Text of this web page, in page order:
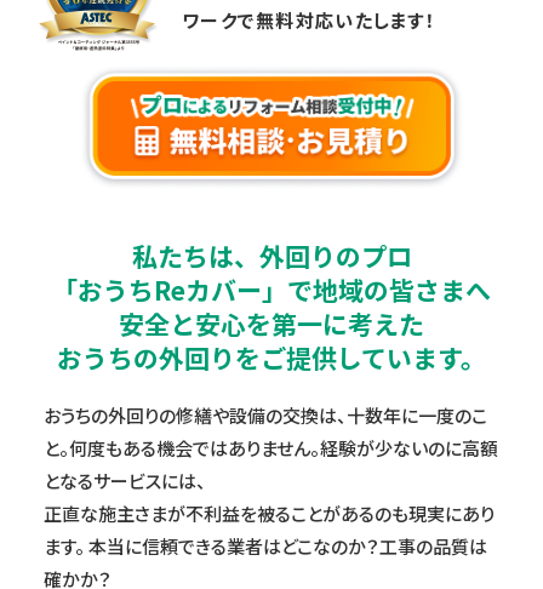
ワークで無料対応いたします！
私たちは、外回りのプロ
「おうちReカバー」で地域の皆さまへ
安全と安心を第一に考えた
おうちの外回りをご提供しています。
おうちの外回りの修繕や設備の交換は、十数年に一度のこ
と。何度もある機会ではありません。経験が少ないのに高額
となるサービスには、
正直な施主さまが不利益を被ることがあるのも現実にあり
ます。 本当に信頼できる業者はどこなのか？工事の品質は
確かか？